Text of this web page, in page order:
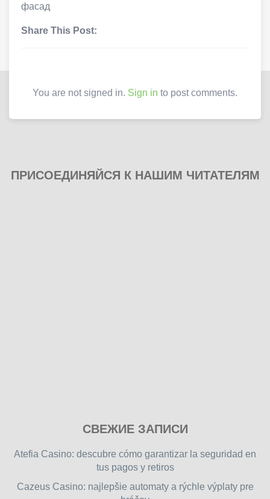
фасад
Share This Post:
You are not signed in. Sign in to post comments.
ПРИСОЕДИНЯЙСЯ К НАШИМ ЧИТАТЕЛЯМ
free
games
СВЕЖИЕ ЗАПИСИ
Atefia Casino: descubre cómo garantizar la seguridad en
tus pagos y retiros
Cazeus Casino: najlepšie automaty a rýchle výplaty pre